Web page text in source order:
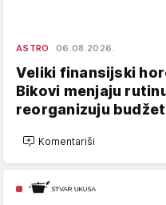
ASTRO 06.08.2026.
Veliki finansijski
Bikovi menjaju
reorganizuju budžet
Komentariši